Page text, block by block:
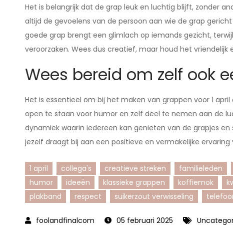
Het is belangrijk dat de grap leuk en luchtig blijft, zonder
altijd de gevoelens van de persoon aan wie de grap
goede grap brengt een glimlach op iemands gezicht,
veroorzaken. Wees dus creatief, maar houd het vriendelijk
Wees bereid om zelf ook
Het is essentieel om bij het maken van grappen voor 1
open te staan voor humor en zelf deel te nemen aan de
dynamiek waarin iedereen kan genieten van de grapjes
jezelf draagt bij aan een positieve en vermakelijke
1 april collega's creatieve streken familieleden
humor
ideeën klassieke grappen koffiemok
plakband
respect suikerzout verwisseling
05 februari 2025